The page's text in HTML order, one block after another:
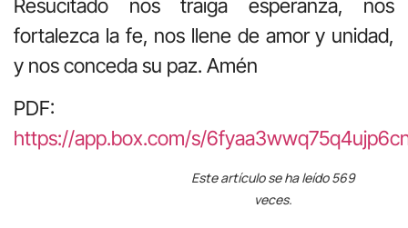
Resucitado nos traiga esperanza, nos
fortalezca la fe, nos llene de amor y unidad,
y nos conceda su paz. Amén
PDF:
https://app.box.com/s/
Este artículo se ha leído 569
veces.